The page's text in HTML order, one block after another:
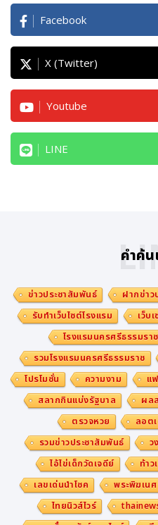
Facebook
X (Twitter)
Youtube
LINE
คำค้น
ข่าวประชาสัมพันธ์ ฝากข่าว
รับทำเว็บไซต์โรงแรม
เว็บ
โรงแรมนครศรีธรรมราช
รวมโรงแรมนครศรีธรรมราช
โปรโมชั่น
ความงาม แ
สลากกินแบ่งรัฐบาล
ผล
ตรวจหวย
ลอต
รวมข่าวประชาสัมพันธ์
ว
ไอ้ไข่เด็กวัดเจดีย์
ท้า
เลขเด่นนำโชค
พระพิฆเนศ
ไทยนิวส์ไวร์